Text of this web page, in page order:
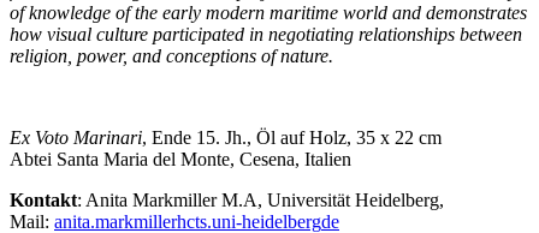
of knowledge of the early modern maritime world and demonstrates
how visual culture participated in negotiating relationships between
religion, power, and conceptions of nature.
Ex Voto Marinari, Ende 15. Jh., Öl auf Holz, 35 x 22 cm
Abtei Santa Maria del Monte, Cesena, Italien
Kontakt: Anita Markmiller M.A, Universität Heidelberg,
Mail: anita.markmillerhcts.uni-heidelbergde